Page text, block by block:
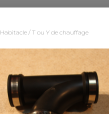
Habitacle / T ou Y de chauffage